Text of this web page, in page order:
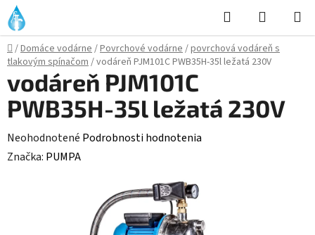
Prejsť
na
obsah
Hľadať
KOŠÍK
Domov
/Domáce vodárne/Povrchové vodárne/povrchová vodáreň s
tlakovým spínačom/vodáreň PJM101C PWB35H-35l ležatá 230V
vodáreň PJM101C
PWB35H-35l ležatá 230V
Priemerné
hodnotenie
Neohodnotené Podrobnosti hodnotenia
Značka: PUMPA